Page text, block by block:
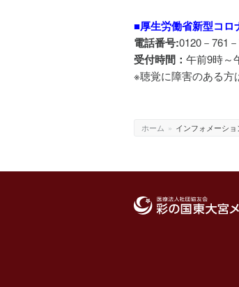
■厚生労働省新型コロ
電話番号:0120－761
受付時間： 午前9時～
※聴覚に障害のある方
ホーム » インフォメーショ